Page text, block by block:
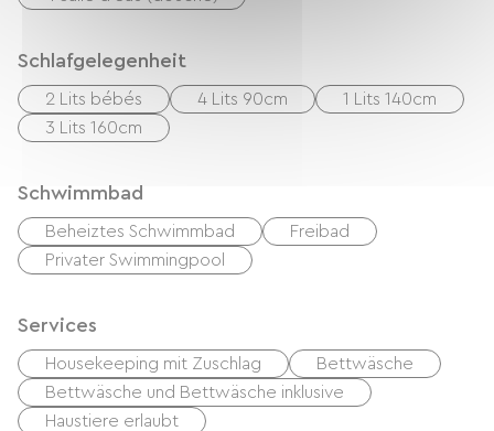
Schlafgelegenheit
2 Lits bébés 4 Lits 90cm
1 Lits 140cm
3 Lits 160cm
Schwimmbad
Beheiztes Schwimmbad
Freibad
Privater Swimmingpool
Services
Housekeeping mit Zuschlag
Bettwäsche
Bettwäsche und Bettwäsche inklusive
Haustiere erlaubt